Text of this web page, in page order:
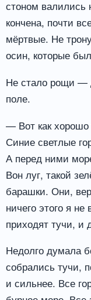
стоном
кончена, почти
мёртвые. Не
осин, которые
Не стало рощи —
поле.
— Вот как
Синие светлые
А перед ними
Вон луг, такой
барашки. Они,
ничего этого я
приходят тучи, и
Недолго думала
собрались тучи,
и сильнее. Все